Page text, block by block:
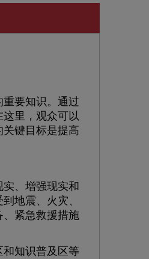
要知识。通过
里，观众可以
键目标是提高
、增强现实和
地震、火灾、
紧急救援措施
知识普及区等